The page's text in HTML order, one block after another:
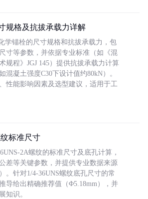
规格及抗拔承载力详解
学锚栓的尺寸规格和抗拔承载力，包
寸等参数，并依据专业标准（如《混
规程》JGJ 145）提供抗拔承载力计算
混凝土强度C30下设计值约80kN）。
性能影响因素及选型建议，适用于工
标准尺寸
2A螺纹的标准尺寸及底孔计算，
差等关键参数，并提供专业数据来源
。针对1/4-36UNS螺纹底孔尺寸的常
导给出精确推荐值（Φ5.18mm），并
知识。